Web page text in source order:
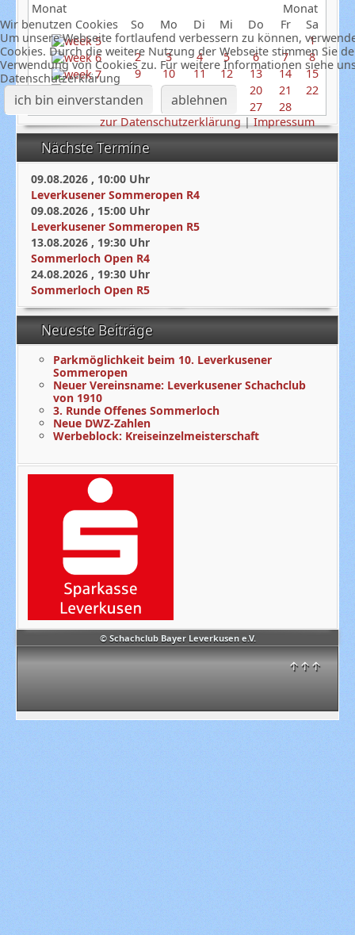
© Schachclub Bayer Leverkusen e.V.
↑↑↑
So
Mo Di Mi Do Fr
Sa
1
2
3 4 5 6 7
8
9
10 11 12 13 14
15
16
17 18 19 20 21
22
23
24 25 26 27 28
Nächste Termine
09.08.2026 , 10:00 Uhr
Leverkusener Sommeropen R4
09.08.2026 , 15:00 Uhr
Leverkusener Sommeropen R5
13.08.2026 , 19:30 Uhr
Sommerloch Open R4
24.08.2026 , 19:30 Uhr
Sommerloch Open R5
Neueste Beiträge
Parkmöglichkeit beim 10. Leverkusener
Sommeropen
Neuer Vereinsname: Leverkusener Schachclub
von 1910
3. Runde Offenes Sommerloch
Neue DWZ-Zahlen
Werbeblock: Kreiseinzelmeisterschaft
Wir benutzen Cookies
Um unsere Webseite fortlaufend verbessern zu können,
Cookies. Durch die weitere Nutzung der Webseite stimmen Sie
Verwendung von Cookies zu. Für weitere Informationen siehe
Datenschutzerklärung
ich bin einverstanden ablehnen
zur Datenschutzerklärung|Impressum